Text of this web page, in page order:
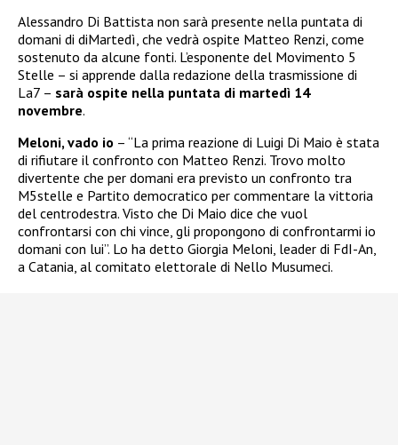
Alessandro Di Battista non sarà presente nella puntata di
domani di diMartedì, che vedrà ospite Matteo Renzi, come
sostenuto da alcune fonti. L’esponente del Movimento 5
Stelle – si apprende dalla redazione della trasmissione di
La7 – sarà ospite nella puntata di martedì 14
novembre.
Meloni, vado io – “La prima reazione di Luigi Di Maio è stata
di rifiutare il confronto con Matteo Renzi. Trovo molto
divertente che per domani era previsto un confronto tra
M5stelle e Partito democratico per commentare la vittoria
del centrodestra. Visto che Di Maio dice che vuol
confrontarsi con chi vince, gli propongono di confrontarmi io
domani con lui”. Lo ha detto Giorgia Meloni, leader di FdI-An,
a Catania, al comitato elettorale di Nello Musumeci.